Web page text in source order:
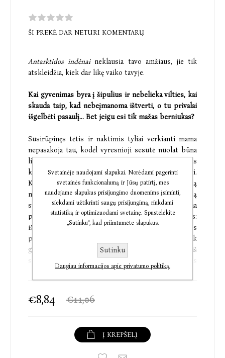
ŠI PREKĖ DAR NETURI KOMENTARŲ
Antarktidos indėnaineklausia tavo amžiaus, jie tik
atskleidžia, kiek dar likę vaiko tavyje.
Kai gyvenimas byra į šipulius ir nebelieka vilties, kai
skauda taip, kad nebeįmanoma ištverti, o tu privalai
išgelbėti pasaulį... Bet jeigu esi tik mažas berniukas?
Susirūpinęs tėtis ir naktimis tyliai verkianti mama
nepasakoja tau, kodėl vyresnioji sesutė nuolat būna
ligoninėje. Senelio vienkiemyje pradeda lankytis
keisti svečiai, dažniausiai jie sėdi prie stalo ir tyli.
Kas vyksta? Vieną pavakarį berniukas išvysta į rūką
nuvingiuojantį kelią ir iš jo išnyrantį paslaptingą
svečią. Tikrų tikriausias, plunksnų karūna
pasipuošęs indėnas prie vakarienės stalo paklaustas:
iš kur atvyko, netikėtai atsako esąs Antarktidos
pilietis. Ar tai senelio žaidimas? Gal indėnas tik
gatvės artistas? O ir tėtis, išgirdęs istoriją, juokiasi iš
senelio pokšto. Bet kodėl kambaryje besiblaškantis
paukštis palieka dar vieną plunksną? Kiek jų reikia
surinkti, kadatskleistum paslaptį?
ANTARKTIDOS INDĖNAI – knyga gydanti sužeistą
€8,84 €11,06
Į KREPŠELĮ
Svetainėje naudojami slapukai. Norėdami pagerinti
svetainės funkcionalumą ir Jūsų patirtį, mes
naudojame slapukus prisijungimo duomenims įsiminti,
siekdami užtikrinti saugų prisijungimą, rinkdami
statistiką ir optimizuodami svetainę. Spustelėkite
„Sutinku“, kad priimtumėte slapukus.
Sutinku
Daugiau informacijos apie privatumo politiką.